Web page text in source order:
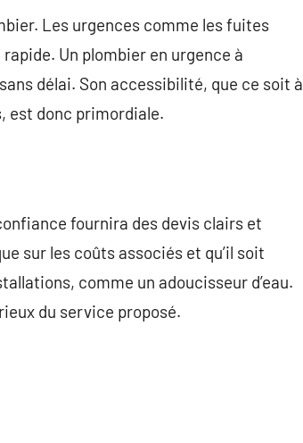
Les urgences comme les fuites
Un plombier en urgence à
délai. Son accessibilité, que ce soit à
est donc primordiale.
fournira des devis clairs et
sur les coûts associés et qu’il soit
comme un adoucisseur d’eau.
du service proposé.